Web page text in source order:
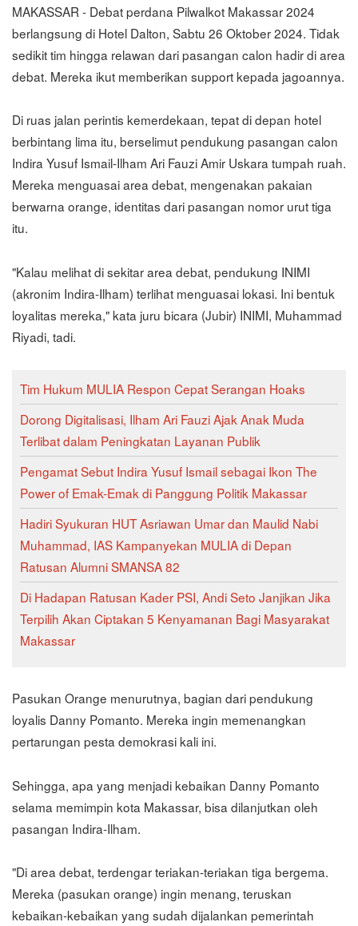
MAKASSAR - Debat perdana Pilwalkot Makassar 2024
berlangsung di Hotel Dalton, Sabtu 26 Oktober 2024. Tidak
sedikit tim hingga relawan dari pasangan calon hadir di area
debat. Mereka ikut memberikan support kepada jagoannya.
Di ruas jalan perintis kemerdekaan, tepat di depan hotel
berbintang lima itu, berselimut pendukung pasangan calon
Indira Yusuf Ismail-Ilham Ari Fauzi Amir Uskara tumpah ruah.
Mereka menguasai area debat, mengenakan pakaian
berwarna orange, identitas dari pasangan nomor urut tiga
itu.
"Kalau melihat di sekitar area debat, pendukung INIMI
(akronim Indira-Ilham) terlihat menguasai lokasi. Ini bentuk
loyalitas mereka," kata juru bicara (Jubir) INIMI, Muhammad
Riyadi, tadi.
Tim Hukum MULIA Respon Cepat Serangan Hoaks
Dorong Digitalisasi, Ilham Ari Fauzi Ajak Anak Muda
Terlibat dalam Peningkatan Layanan Publik
Pengamat Sebut Indira Yusuf Ismail sebagai Ikon The
Power of Emak-Emak di Panggung Politik Makassar
Hadiri Syukuran HUT Asriawan Umar dan Maulid Nabi
Muhammad, IAS Kampanyekan MULIA di Depan
Ratusan Alumni SMANSA 82
Di Hadapan Ratusan Kader PSI, Andi Seto Janjikan Jika
Terpilih Akan Ciptakan 5 Kenyamanan Bagi Masyarakat
Makassar
Pasukan Orange menurutnya, bagian dari pendukung
loyalis Danny Pomanto. Mereka ingin memenangkan
pertarungan pesta demokrasi kali ini.
Sehingga, apa yang menjadi kebaikan Danny Pomanto
selama memimpin kota Makassar, bisa dilanjutkan oleh
pasangan Indira-Ilham.
"Di area debat, terdengar teriakan-teriakan tiga bergema.
Mereka (pasukan orange) ingin menang, teruskan
kebaikan-kebaikan yang sudah dijalankan pemerintah